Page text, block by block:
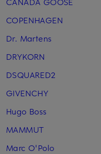
COPENHAGEN
Dr. Martens
DRYKORN
DSQUARED2
GIVENCHY
Hugo Boss
MAMMUT
Marc O'Polo